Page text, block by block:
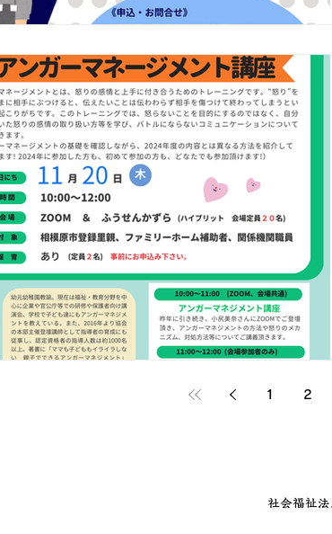
1 2